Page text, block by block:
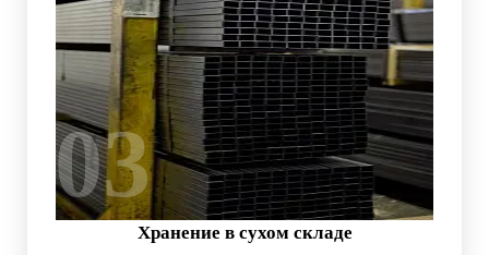
03
Хранение в сухом складе